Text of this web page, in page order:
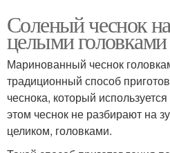
Соленый чеснок
целыми
Маринованный чеснок
традиционный способ
чеснока, который
этом чеснок не разбирают на
целиком, головками.